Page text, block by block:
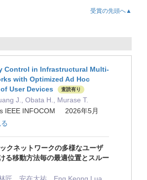
受賞の先頭へ▲
Control in Infrastructural Multi-
with Optimized Ad Hoc
User Devices
査読有り
J., Obata H., Murase T.
IEEE INFOCOM 2026年5月
クネットワークの多様なユーザ
る移動方法毎の最適位置とスルー